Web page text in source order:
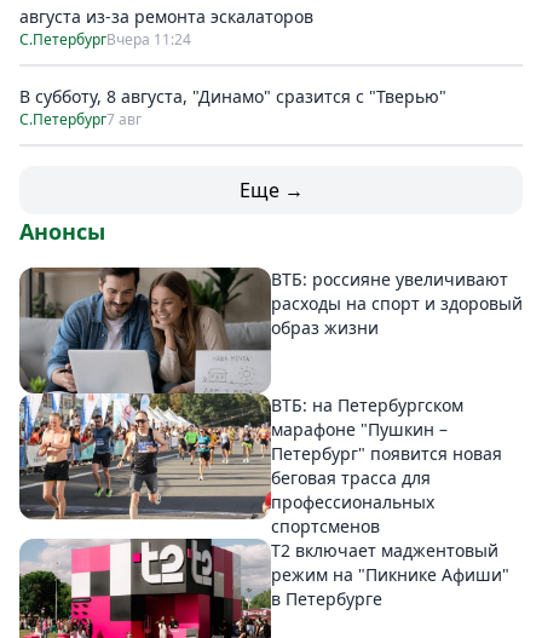
августа из-за ремонта эскалаторов
С.ПетербургВчера 11:24
В субботу, 8 августа, "Динамо" сразится с "Тверью"
С.Петербург7 авг
Еще →
Анонсы
ВТБ: россияне увеличивают
расходы на спорт и здоровый
образ жизни
ВТБ: на Петербургском
марафоне "Пушкин –
Петербург" появится новая
беговая трасса для
профессиональных
спортсменов
Т2 включает маджентовый
режим на "Пикнике Афиши"
в Петербурге